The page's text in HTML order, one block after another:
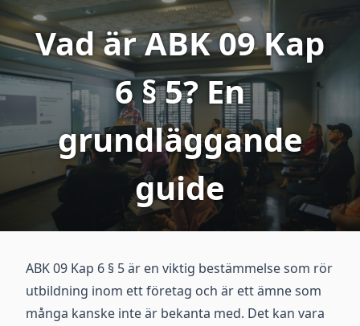
Vad är ABK 09 Kap
6 § 5? En
grundläggande
guide
ABK 09 Kap 6 § 5 är en viktig bestämmelse som rör
utbildning inom ett företag och är ett ämne som
många kanske inte är bekanta med. Det kan vara